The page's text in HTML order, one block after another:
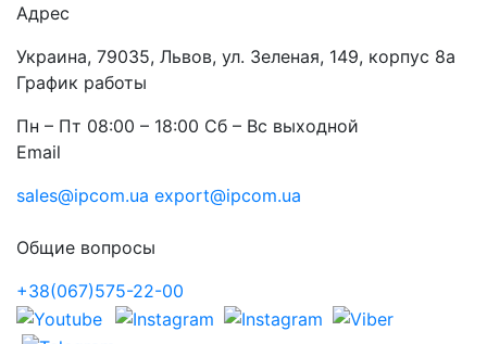
Адрес
Украина, 79035, Львов, ул. Зеленая, 149, корпус 8а
График работы
Пн – Пт 08:00 – 18:00 Сб – Вс выходной
Email
sales@ipcom.ua export@ipcom.ua
Общие вопросы
+38(067)575-22-00